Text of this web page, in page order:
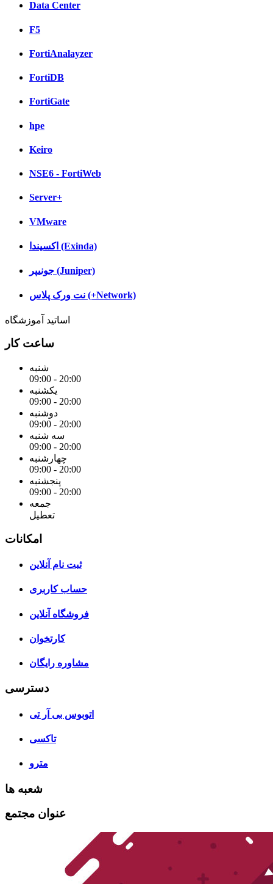
Data Center
F5
FortiAnalayzer
FortiDB
FortiGate
hpe
Keiro
NSE6 - FortiWeb
Server+
VMware
اکسیندا (Exinda)
جونیپر (Juniper)
نت ورک پلاس (+Network)
اساتید آموزشگاه
ساعت کار
شنبه
09:00 - 20:00
یکشنبه
09:00 - 20:00
دوشنبه
09:00 - 20:00
سه شنبه
09:00 - 20:00
چهارشنبه
09:00 - 20:00
پنجشنبه
09:00 - 20:00
جمعه
تعطیل
امکانات
ثبت نام آنلاین
حساب کاربری
فروشگاه آنلاین
کارتخوان
مشاوره رایگان
دسترسی
اتوبوس بی آر تی
تاکسی
مترو
شعبه ها
عنوان مجتمع